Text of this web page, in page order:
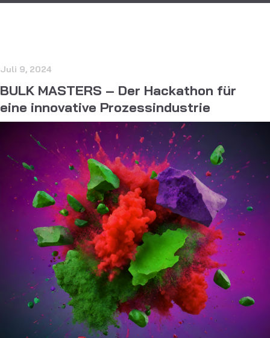
Juli 9, 2024
BULK MASTERS – Der Hackathon für
eine innovative Prozessindustrie